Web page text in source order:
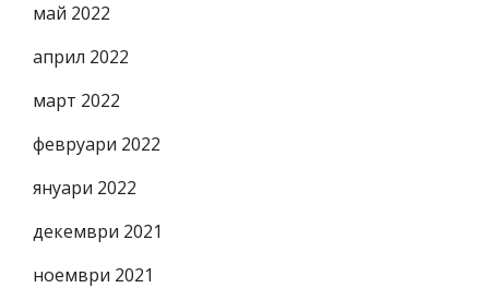
май 2022
април 2022
март 2022
февруари 2022
януари 2022
декември 2021
ноември 2021